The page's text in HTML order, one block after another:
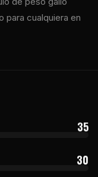
para cualquiera en
35
30